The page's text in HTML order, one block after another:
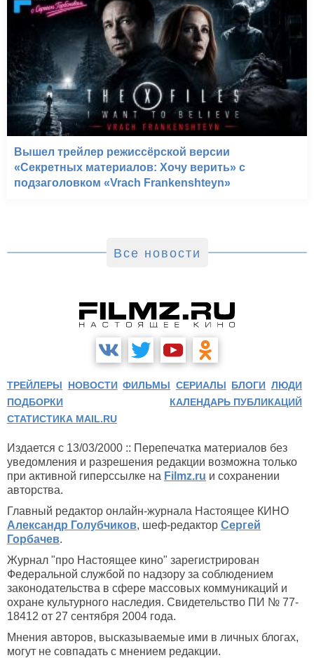
Вышел трейлер режиссёрской версии
«Секретных материалов: Хочу верить» с
подзаголовком «Vrach Frankenshteyn»
Все новости
ТРЕЙЛЕРЫ НОВОСТИ ФИЛЬМЫ СЕРИАЛЫ БЛОГИ ЛЮДИ
ПОДБОРКИ
КАЛЕНДАРЬ ПУБЛИКАЦИЙ
СТАТИСТИКА MAIL.RU
Издается с 13/03/2000 :: Перепечатка материалов без
уведомления и разрешения редакции возможна только
при активной гиперссылке на Filmz.ru и сохранении
авторства.
Главный редактор онлайн-журнала Настоящее КИНО
Александр Голубчиков, шеф-редактор Сергей
Горбачев.
Журнал "про Настоящее кино" зарегистрирован
Федеральной службой по надзору за соблюдением
законодательства в сфере массовых коммуникаций и
охране культурного наследия. Свидетельство ПИ № 77-
18412 от 27 сентября 2004 года.
Мнения авторов, высказываемые ими в личных блогах,
могут не совпадать с мнением редакции.